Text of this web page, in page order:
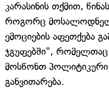
კარასინის თქმით,
როგორც
ემოციების აფეთქება
ჯგუფებში", რომელთაც
მოსწონთ პოლიტიკური
განვითარება.